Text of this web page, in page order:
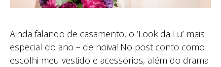
Ainda falando de casamento, o ‘Look da Lu’ mais
especial do ano – de noiva! No post conto como
escolhi meu vestido e acessórios, além do drama